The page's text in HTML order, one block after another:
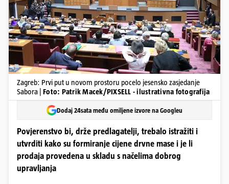
Zagreb: Prvi put u novom prostoru pocelo jesensko zasjedanje
Sabora | Foto: Patrik Macek/PIXSELL - ilustrativna fotografija
Dodaj 24sata među omiljene izvore na Googleu
Povjerenstvo bi, drže predlagatelji, trebalo istražiti i
utvrditi kako su formiranje cijene drvne mase i je li
prodaja provedena u skladu s načelima dobrog
upravljanja